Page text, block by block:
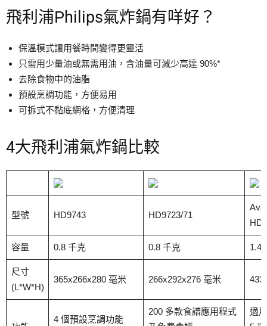
飛利浦Philips氣炸鍋有咩好？
保溫模式讓用餐時間變得更靈活
只需用少量油或無需用油，含油量可減少高達 90%*
去除食物中的油脂
預設烹調功能，方便易用
可拆式不黏底網格，方便清理
4大飛利浦氣炸鍋比較
型號 HD9743 HD9723/71
容量 0.8 千克 0.8 千克 1.4
尺寸
(L*W*H)
365x266x280 毫米 266x292x276 毫米
4 個預設烹調功能
200 多款食譜應用程式
適